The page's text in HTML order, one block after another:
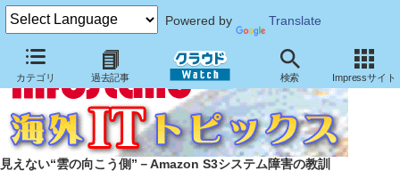
Powered by Translate
カテゴリ 過去記事 検索 Impressサイト
見えない“雲の向こう側”－Amazon S3システム障害の教訓